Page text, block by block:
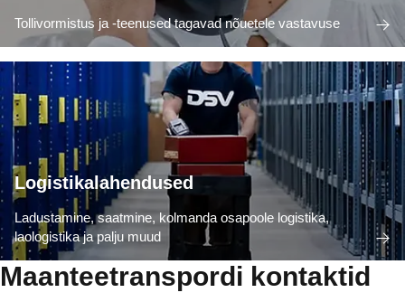
Tollivormistus ja -teenused tagavad nõuetele vastavuse
Logistikalahendused
Ladustamine, saatmine, kolmanda osapoole logistika,
laologistika ja palju muud
Maanteetranspordi kontaktid